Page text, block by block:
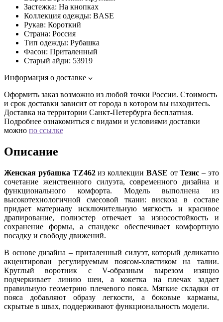
Застежка: На кнопках
Коллекция одежды: BASE
Рукав: Короткий
Страна: Россия
Тип одежды: Рубашка
Фасон: Приталенный
Старый айди: 53919
Информация о доставке
Оформить заказ возможно из любой точки России. Стоимость
и срок доставки зависит от города в котором вы находитесь.
Доставка на территории Санкт-Петербурга бесплатная.
Подробнее ознакомиться с видами и условиями доставки
можно по ссылке
Описание
Женская рубашка TZ462из коллекции BASE отТезис – это
сочетание женственного силуэта, современного дизайна и
функционального комфорта. Модель выполнена из
высокотехнологичной смесовой ткани: вискоза в составе
придает материалу исключительную мягкость и красивое
драпирование, полиэстер отвечает за износостойкость и
сохранение формы, а спандекс обеспечивает комфортную
посадку и свободу движений.
В основе дизайна – приталенный силуэт, который деликатно
акцентирован регулируемым поясом-хлястиком на талии.
Круглый воротник с V-образным вырезом изящно
подчеркивает линию шеи, а кокетка на плечах задает
правильную геометрию плечевого пояса. Мягкие складки от
пояса добавляют образу легкости, а боковые карманы,
скрытые в швах, поддерживают функциональность модели.